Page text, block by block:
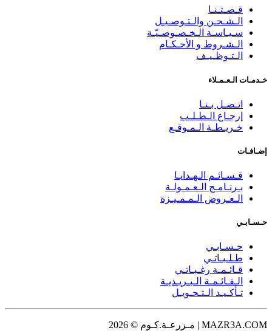
قـصـتـنـا
الـشـحـن والـتـوصـيـل
سـيـاسـة الـخـصـوصـيّـة
الـشـروط و الأحـكـام
الـتـوظـيـف
خـدمـات الـعـمـلاء
اتـصـل بـنـا
إرجـاع الـطـلـب
خـريـطـة الـمـوقـع
إضـافـات
قـسـائـم الـهـدايـا
بـرنـامـج الـعـمـولـة
الـعـروض الـمـمـيـزة
حـسـابـي
حـسـابـي
طـلـبـاتـي
قـائـمـة رغـبـاتـي
الـقـائـمـة الـبـريـديـة
تـأكـيـد الـتـحـويـل
MAZR3A.COM | مـزرعـة.كـوم © 2026